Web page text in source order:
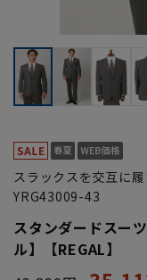
スラックスを交互に
YRG43009-43
スタンダードスー
ル】【REGAL】